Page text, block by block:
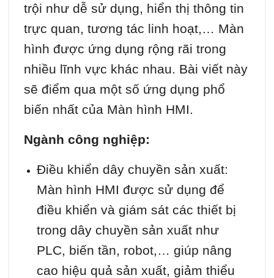
trội như dễ sử dụng, hiển thị thông tin
trực quan, tương tác linh hoạt,… Màn
hình được ứng dụng rộng rãi trong
nhiều lĩnh vực khác nhau. Bài viết này
sẽ điểm qua một số ứng dụng phổ
biến nhất của Màn hình HMI.
Ngành công nghiệp:
Điều khiển dây chuyền sản xuất:
Màn hình HMI được sử dụng để
điều khiển và giám sát các thiết bị
trong dây chuyền sản xuất như
PLC, biến tần, robot,… giúp nâng
cao hiệu quả sản xuất, giảm thiểu